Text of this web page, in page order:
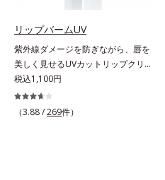
複合成分配合＝肌を保護し、乾燥を
防ぐ複合成分 ※ ビルベリー葉エ
キス、タベブイアインペチギノサ樹
皮エキス*4 グリセリルグルコシド
ルジメチコン）クロスポリマー、ジ
メチコン（カバー成分）*5 アクリ
ダイマージレイルビス（ベヘニル/
イソステアリル/フィトステリル）
配合＝感触向上成分
リップバームUV
紫外線ダメージを防ぎながら、唇を
美しく見せるUVカットリップクリ
ーム。UV対策を忘れがちな唇に。
紫外線をカットしながら、顔色をパ
ッと明るく見せるUVカットリップ
税込1,100円
（3.88 /269件）